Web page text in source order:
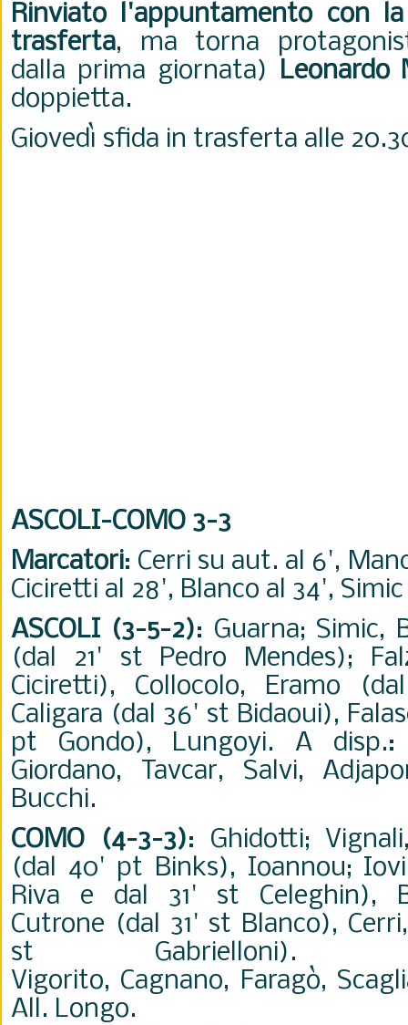
Rinviato l'appuntamento con
trasferta, ma torna
dalla prima giornata) Leonardo
doppietta.
Giovedì sfida in trasferta alle
ASCOLI-COMO 3-3
Marcatori: Cerri su aut. al 6',
Ciciretti al 28', Blanco al 34',
ASCOLI (3-5-2): Guarna; Simic,
(dal 21' st Pedro Mendes);
Ciciretti), Collocolo, Eramo
Caligara (dal 36' st Bidaoui),
pt Gondo), Lungoyi. A disp.:
Giordano, Tavcar, Salvi,
Bucchi.
COMO (4-3-3): Ghidotti;
(dal 40' pt Binks), Ioannou;
Riva e dal 31' st Celeghin),
Cutrone (dal 31' st Blanco),
st
Vigorito, Cagnano, Faragò,
All. Longo.